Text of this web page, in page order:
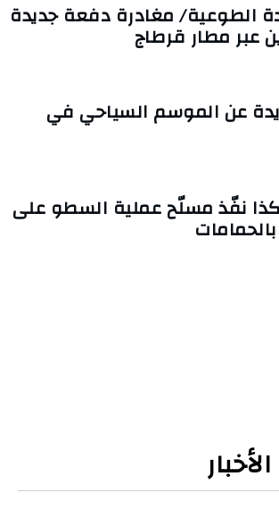
الطوعية/ مغادرة دفعة جديدة
عبر مطار قرطاج
عن الموسم السياحي في
نفّذ مسلّح عملية السطو على